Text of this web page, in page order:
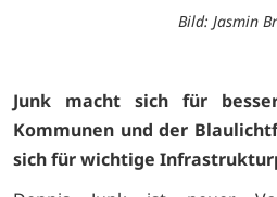
Bild: Jasmin
Junk macht sich für
Kommunen und der
sich für wichtige